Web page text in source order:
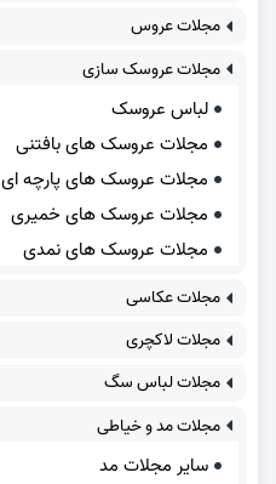
مجلات عروس
مجلات عروسک سازی
لباس عروسک
مجلات عروسک های بافتنی
مجلات عروسک های پارچه ای
مجلات عروسک های خمیری
مجلات عروسک های نمدی
مجلات عکاسی
مجلات لاکچری
مجلات لباس سگ
مجلات مد و خیاطی
سایر مجلات مد